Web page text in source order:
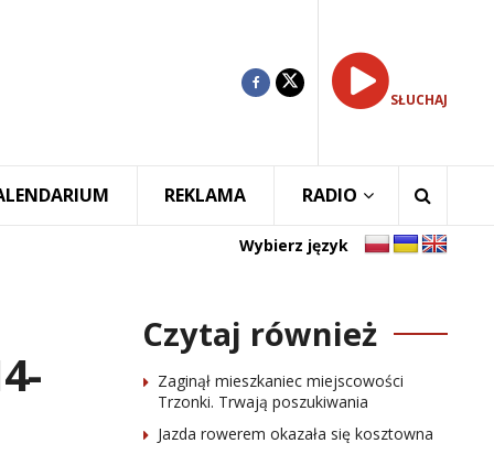
SŁUCHAJ
REKLAMA RADIO
Wybierz język
Czytaj również
Zaginął mieszkaniec miejscowości
Trzonki. Trwają poszukiwania
Jazda rowerem okazała się kosztowna